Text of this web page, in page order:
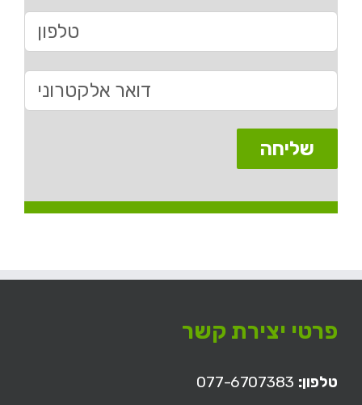
פרטי יצירת קשר
טלפון: 077-6707383